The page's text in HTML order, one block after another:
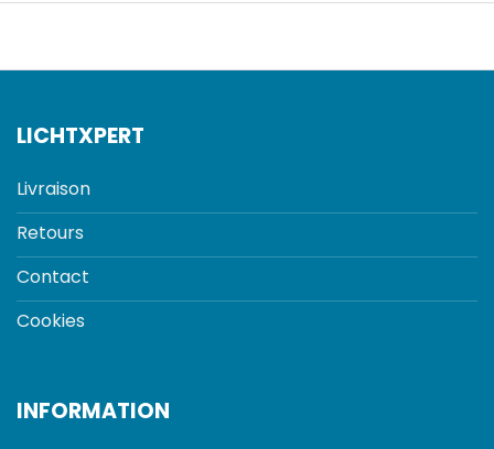
LICHTXPERT
Livraison
Retours
Contact
Cookies
INFORMATION